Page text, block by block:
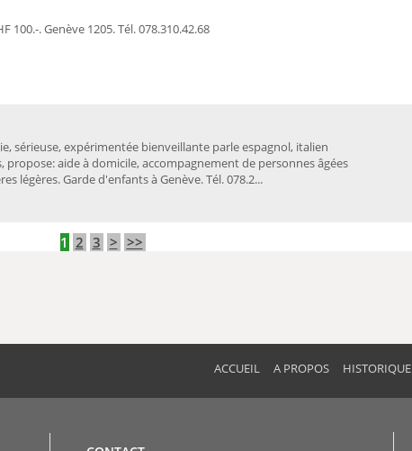
100.-. Genève 1205. Tél. 078.310.42.68
sérieuse, expérimentée bienveillante parle espagnol, italien
propose: aide à domicile, accompagnement de personnes âgées
légères. Garde d'enfants à Genève. Tél. 078.2...
1 2 3 > >>
ACCUEIL A PROPOS HISTORIQUE